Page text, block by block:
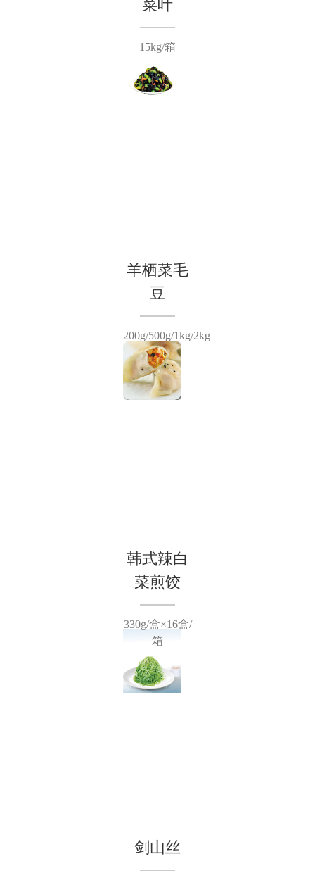
菜叶
15kg/箱
羊栖菜毛
豆
200g/500g/1kg/2kg
韩式辣白
菜煎饺
330g/盒×16盒/
箱
剑山丝